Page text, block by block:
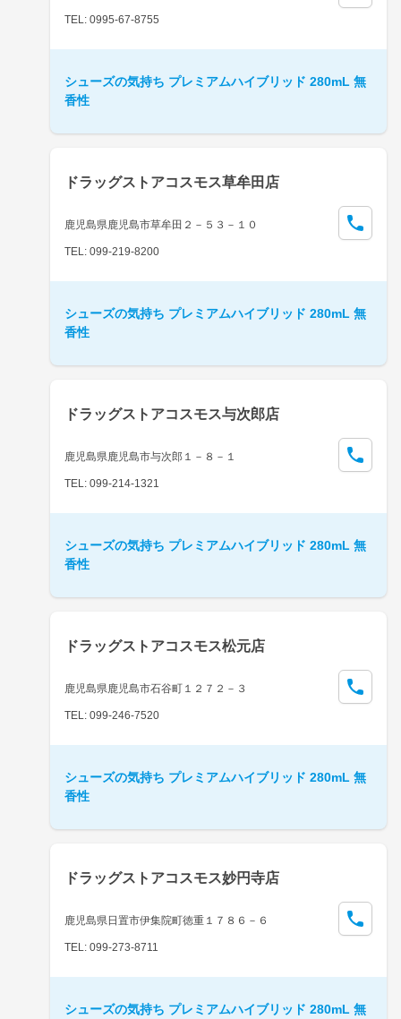
TEL: 0995-67-8755
シューズの気持ち プレミアムハイブリッド 280mL 無
香性
ドラッグストアコスモス草牟田店
鹿児島県鹿児島市草牟田２－５３－１０
TEL: 099-219-8200
シューズの気持ち プレミアムハイブリッド 280mL 無
香性
ドラッグストアコスモス与次郎店
鹿児島県鹿児島市与次郎１－８－１
TEL: 099-214-1321
シューズの気持ち プレミアムハイブリッド 280mL 無
香性
ドラッグストアコスモス松元店
鹿児島県鹿児島市石谷町１２７２－３
TEL: 099-246-7520
シューズの気持ち プレミアムハイブリッド 280mL 無
香性
ドラッグストアコスモス妙円寺店
鹿児島県日置市伊集院町徳重１７８６－６
TEL: 099-273-8711
シューズの気持ち プレミアムハイブリッド 280mL 無